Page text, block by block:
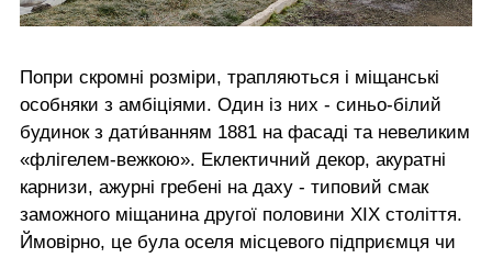
Попри скромні розміри, трапляються і міщанські
особняки з амбіціями. Один із них - синьо-білий
будинок з дати́ванням 1881 на фасаді та невеликим
«флігелем-вежкою». Еклектичний декор, акуратні
карнизи, ажурні гребені на даху - типовий смак
заможного міщанина другої половини ХІХ століття.
Ймовірно, це була оселя місцевого підприємця чи